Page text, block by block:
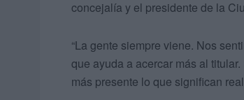
concejalía y el presidente de la
“La gente siempre viene. Nos
que ayuda a acercar más al
más presente lo que significan